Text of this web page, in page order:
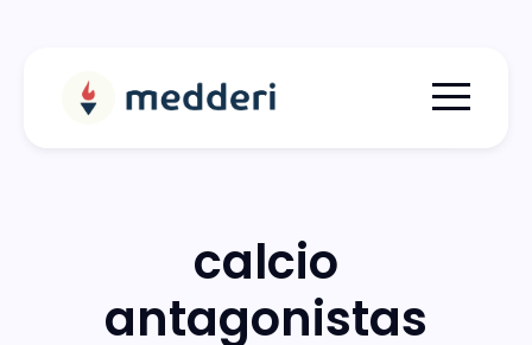
Menu
calcio
antagonistas